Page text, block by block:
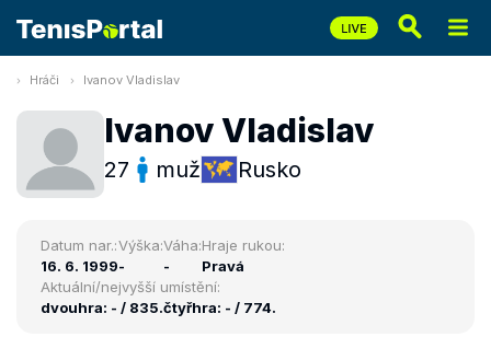
Hráči Ivanov Vladislav
Ivanov Vladislav
27 muž Rusko
Datum nar.:
16. 6. 1999
Výška:
-
Váha:
-
Hraje rukou:
Pravá
Aktuální/nejvyšší umístění:
dvouhra: - / 835.čtyřhra: - / 774.